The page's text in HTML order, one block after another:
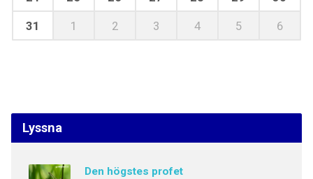
31 1 2 3 4 5 6
Lyssna
Den högstes profet